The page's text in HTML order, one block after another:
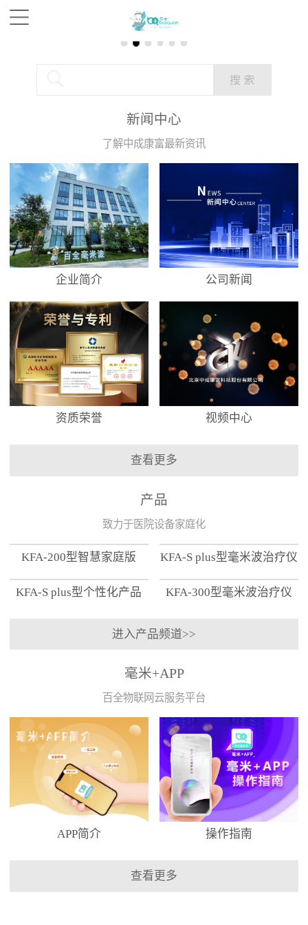
新闻中心
了解中成康富最新资讯
企业简介 公司新闻
资质荣誉 视频中心
查看更多
产品
致力于医院设备家庭化
KFA-200型智慧家庭版 KFA-S plus型毫米波治疗仪
KFA-S plus型个性化产品
KFA-300型毫米波治疗仪
进入产品频道>>
毫米+APP
百全物联网云服务平台
APP简介 操作指南
查看更多